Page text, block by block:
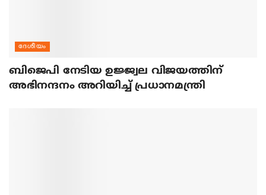
ദേശീയം
ബിജെപി നേടിയ ഉജ്ജ്വല വിജയത്തിന്
അഭിനന്ദനം അറിയിച്ച് പ്രധാനമന്ത്രി